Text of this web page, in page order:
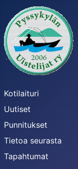
Kotilaituri
Uutiset
Punnitukset
Tietoa seurasta
Tapahtumat